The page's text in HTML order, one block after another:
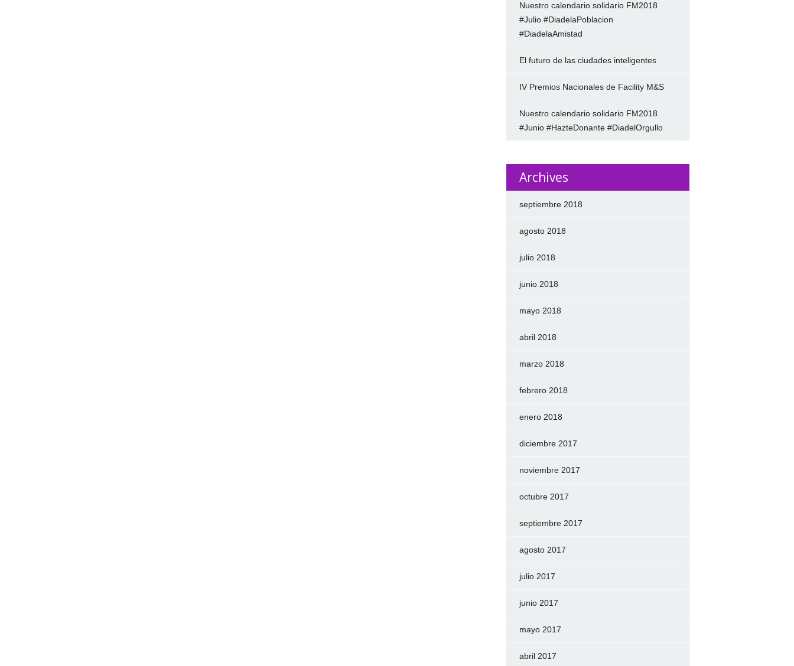
Nuestro calendario solidario FM2018
#Julio #DiadelaPoblacion
#DiadelaAmistad
El futuro de las ciudades inteligentes
IV Premios Nacionales de Facility M&S
Nuestro calendario solidario FM2018
#Junio #HazteDonante #DiadelOrgullo
Archives
septiembre 2018
agosto 2018
julio 2018
junio 2018
mayo 2018
abril 2018
marzo 2018
febrero 2018
enero 2018
diciembre 2017
noviembre 2017
octubre 2017
septiembre 2017
agosto 2017
julio 2017
junio 2017
mayo 2017
abril 2017